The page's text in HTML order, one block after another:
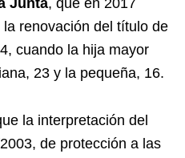
Junta, que en 2017
renovación del título de
cuando la hija mayor
23 y la pequeña, 16.
la interpretación del
de protección a las